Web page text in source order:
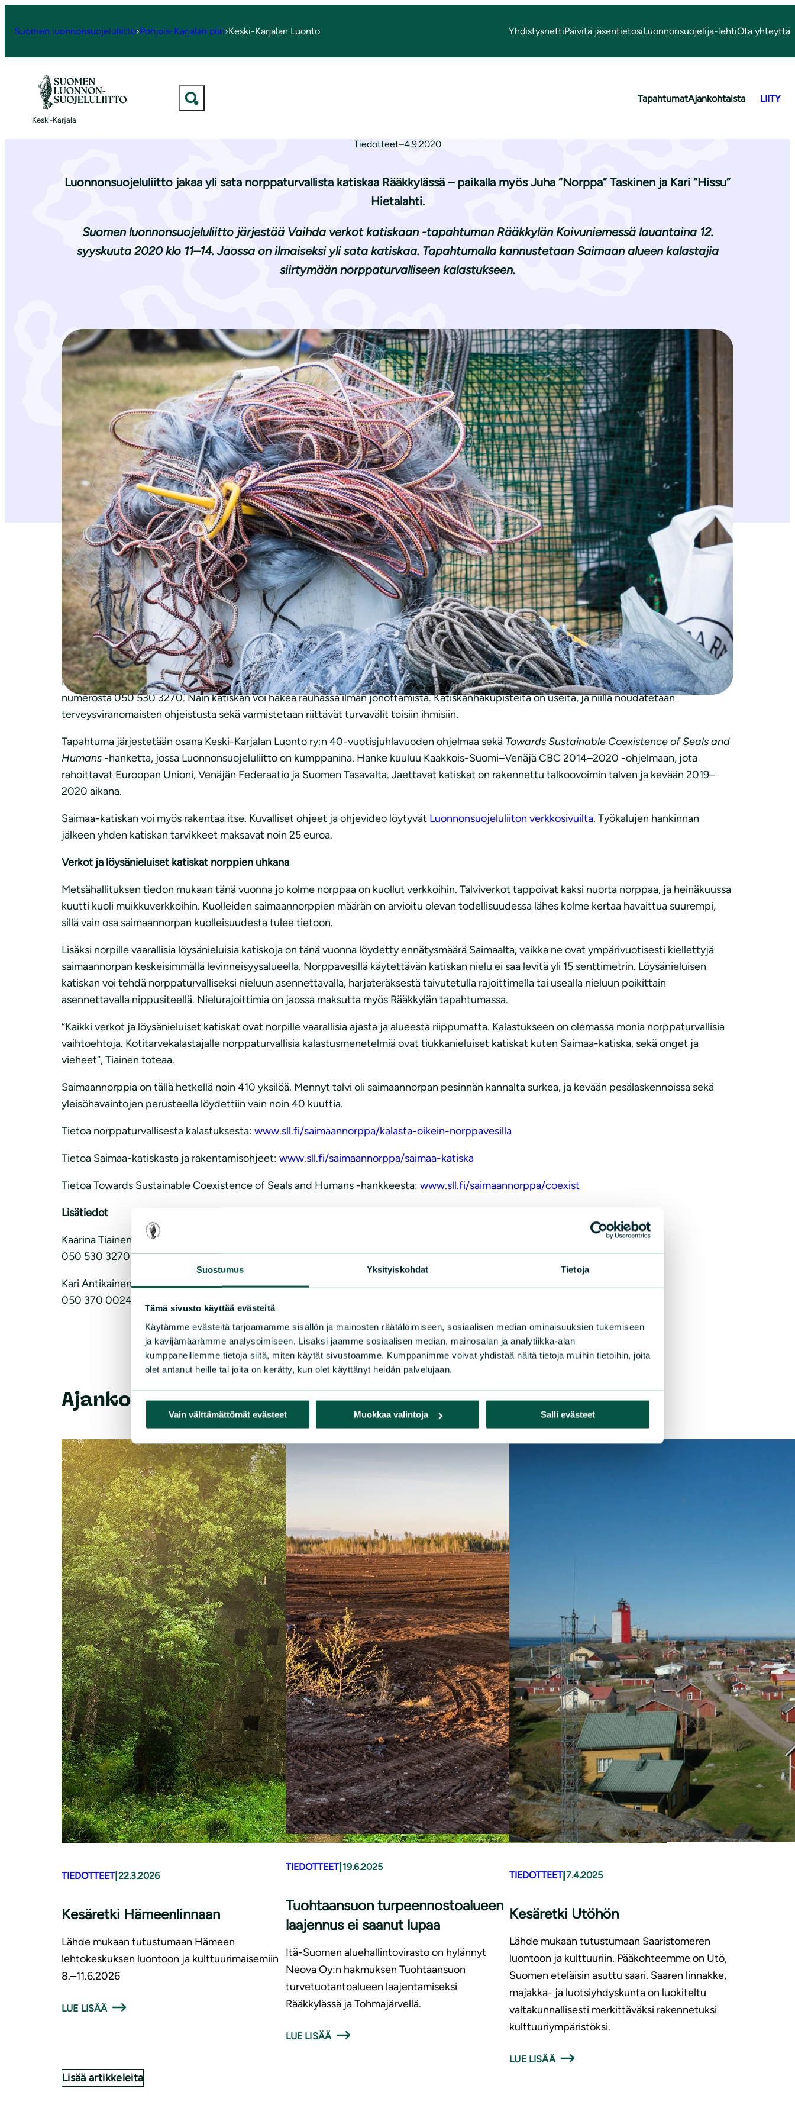
Suostumus Yksityiskohdat Tietoja
Tämä sivusto käyttää evästeitä
Käytämme evästeitä tarjoamamme sisällön ja mainosten räätälöimiseen, sosiaalisen median ominaisuuksien tukemiseen
ja kävijämäärämme analysoimiseen. Lisäksi jaamme sosiaalisen median, mainosalan ja analytiikka-alan
kumppaneillemme tietoja siitä, miten käytät sivustoamme. Kumppanimme voivat yhdistää näitä tietoja muihin tietoihin, joita
olet antanut heille tai joita on kerätty, kun olet käyttänyt heidän palvelujaan.
Vain välttämättömät evästeet Muokkaa valintoja Salli evästeet
Suomen luonnonsuojeluliitto›Pohjois-Karjalan piiri›Keski-Karjalan Luonto YhdistysnettiPäivitä jäsentietosiLuonnonsuojelija-lehtiOta yhteyttä
Keski-Karjala
TapahtumatAjankohtaista LIITY
| Ajankohtaista Vaihda verkot katiskaan
Tiedotteet–4.9.2020
Luonnonsuojeluliitto jakaa yli sata norppaturvallista katiskaa Rääkkylässä – paikalla myös Juha “Norppa” Taskinen ja Kari “Hissu”
Hietalahti.
Suomen luonnonsuojeluliitto järjestää Vaihda verkot katiskaan -tapahtuman Rääkkylän Koivuniemessä lauantaina 12.
syyskuuta 2020 klo 11–14. Jaossa on ilmaiseksi yli sata katiskaa. Tapahtumalla kannustetaan Saimaan alueen kalastajia
siirtymään norppaturvalliseen kalastukseen.
Norppaturvallisen Saimaa-katiskan saa, kun allekirjoittaa lupauksen pidättäytyä norpille vaarallisesta verkkokalastuksesta. Halutessaan
tapahtumassa voi luovuttaa pois vanhoja kalaverkkoja. Katiskoja on yksi henkilöä kohti. Vinkkejä katiskakalastukseen ja saaliin käsittelyyn
antavat kalastaja, dokumentaristiJuha ”Norppa” Taskinensekä näyttelijä, kalastajaKari ”Hissu” Hietalahti. Tapahtumaan on vapaa pääsy.
“Vaihtamalla verkot ja löysänieluiset katiskat norppaturvallisiin katiskoihin Saimaalla kalastavat estävät monta turhaa norppakuolemaa.
Siirtymällä norppaturvalliseen katiskakalastukseen suojellaan lisäksi Saimaan uhanalaisia lohikaloja, joita myös jää verkkokalastuksen
sivusaaliiksi”, kertoo Luonnonsuojeluliiton saimaannorppa-asiantuntijaKaarina Tiainen.
Koronavirustilanteen takia katiskat varataan etukäteen Keski-Karjalan luonto ry:n verkkosivuiltawww.sll.fi/keski-karjalatai arkisin klo 9–16
numerosta 050 530 3270. Näin katiskan voi hakea rauhassa ilman jonottamista. Katiskanhakupisteitä on useita, ja niillä noudatetaan
terveysviranomaisten ohjeistusta sekä varmistetaan riittävät turvavälit toisiin ihmisiin.
Tapahtuma järjestetään osana Keski-Karjalan Luonto ry:n 40-vuotisjuhlavuoden ohjelmaa sekä Towards Sustainable Coexistence of Seals and
Humans -hanketta, jossa Luonnonsuojeluliitto on kumppanina. Hanke kuuluu Kaakkois-Suomi–Venäjä CBC 2014–2020 -ohjelmaan, jota
rahoittavat Euroopan Unioni, Venäjän Federaatio ja Suomen Tasavalta. Jaettavat katiskat on rakennettu talkoovoimin talven ja kevään 2019–
2020 aikana.
Saimaa-katiskan voi myös rakentaa itse. Kuvalliset ohjeet ja ohjevideo löytyvät Luonnonsuojeluliiton verkkosivuilta. Työkalujen hankinnan
jälkeen yhden katiskan tarvikkeet maksavat noin 25 euroa.
Verkot ja löysänieluiset katiskat norppien uhkana
Metsähallituksen tiedon mukaan tänä vuonna jo kolme norppaa on kuollut verkkoihin. Talviverkot tappoivat kaksi nuorta norppaa, ja heinäkuussa
kuutti kuoli muikkuverkkoihin. Kuolleiden saimaannorppien määrän on arvioitu olevan todellisuudessa lähes kolme kertaa havaittua suurempi,
sillä vain osa saimaannorpan kuolleisuudesta tulee tietoon.
Lisäksi norpille vaarallisia löysänieluisia katiskoja on tänä vuonna löydetty ennätysmäärä Saimaalta, vaikka ne ovat ympärivuotisesti kiellettyjä
saimaannorpan keskeisimmällä levinneisyysalueella. Norppavesillä käytettävän katiskan nielu ei saa levitä yli 15 senttimetrin. Löysänieluisen
katiskan voi tehdä norppaturvalliseksi nieluun asennettavalla, harjateräksestä taivutetulla rajoittimella tai usealla nieluun poikittain
asennettavalla nippusiteellä. Nielurajoittimia on jaossa maksutta myös Rääkkylän tapahtumassa.
“Kaikki verkot ja löysänieluiset katiskat ovat norpille vaarallisia ajasta ja alueesta riippumatta. Kalastukseen on olemassa monia norppaturvallisia
vaihtoehtoja. Kotitarvekalastajalle norppaturvallisia kalastusmenetelmiä ovat tiukkanieluiset katiskat kuten Saimaa-katiska, sekä onget ja
vieheet”, Tiainen toteaa.
Saimaannorppia on tällä hetkellä noin 410 yksilöä. Mennyt talvi oli saimaannorpan pesinnän kannalta surkea, ja kevään pesälaskennoissa sekä
yleisöhavaintojen perusteella löydettiin vain noin 40 kuuttia.
Tietoa norppaturvallisesta kalastuksesta: www.sll.fi/saimaannorppa/kalasta-oikein-norppavesilla
Tietoa Saimaa-katiskasta ja rakentamisohjeet: www.sll.fi/saimaannorppa/saimaa-katiska
Tietoa Towards Sustainable Coexistence of Seals and Humans -hankkeesta: www.sll.fi/saimaannorppa/coexist
Lisätiedot
Kaarina Tiainen, saimaannorppa-asiantuntija, Suomen luonnonsuojeluliitto ry
050 530 3270, kaarina.tiainen@sll.fi
Kari Antikainen, hallituksen puheenjohtaja, Keski-Karjalan Luonto ry
050 370 0024, kari.antikainen@telemail.fi
Ajankohtaista
TIEDOTTEET| 22.3.2026
Kesäretki Hämeenlinnaan
Lähde mukaan tutustumaan Hämeen
lehtokeskuksen luontoon ja kulttuurimaisemiin
8.–11.6.2026
LUE LISÄÄ
TIEDOTTEET| 19.6.2025
Tuohtaansuon turpeennostoalueen
laajennus ei saanut lupaa
Itä-Suomen aluehallintovirasto on hylännyt
Neova Oy:n hakmuksen Tuohtaansuon
turvetuotantoalueen laajentamiseksi
Rääkkylässä ja Tohmajärvellä.
LUE LISÄÄ
TIEDOTTEET|7.4.2025
Kesäretki Utöhön
Lähde mukaan tutustumaan Saaristomeren
luontoon ja kulttuuriin. Pääkohteemme on Utö,
Suomen eteläisin asuttu saari. Saaren linnakke,
majakka- ja luotsiyhdyskunta on luokiteltu
valtakunnallisesti merkittäväksi rakennetuksi
kulttuuriympäristöksi.
LUE LISÄÄ
Lisää artikkeleita